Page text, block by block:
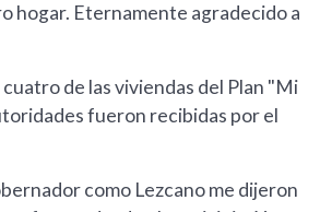
hogar. Eternamente agradecido a
de las viviendas del Plan "Mi
fueron recibidas por el
como Lezcano me dijeron